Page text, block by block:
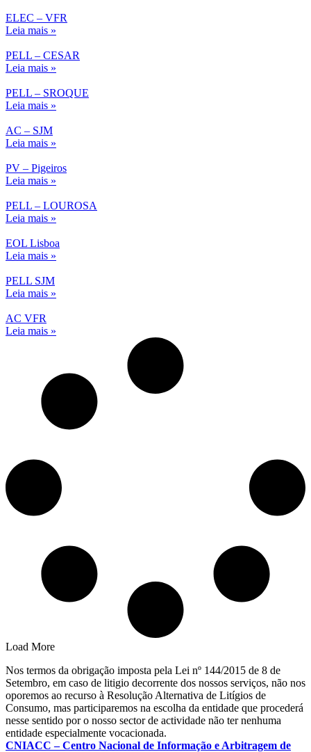
ELEC – VFR
Leia mais »
PELL – CESAR
Leia mais »
PELL – SROQUE
Leia mais »
AC – SJM
Leia mais »
PV – Pigeiros
Leia mais »
PELL – LOUROSA
Leia mais »
EOL Lisboa
Leia mais »
PELL SJM
Leia mais »
AC VFR
Leia mais »
Load More
Nos termos da obrigação imposta pela Lei nº 144/2015 de 8 de
Setembro, em caso de litigio decorrente dos nossos serviços, não nos
oporemos ao recurso à Resolução Alternativa de Litígios de
Consumo, mas participaremos na escolha da entidade que procederá
nesse sentido por o nosso sector de actividade não ter nenhuma
entidade especialmente vocacionada.
CNIACC – Centro Nacional de Informação e Arbitragem de